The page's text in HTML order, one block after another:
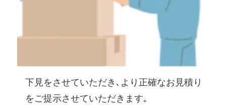
下見をさせていただき､より正確なお見積り
をご提示させていただきます｡